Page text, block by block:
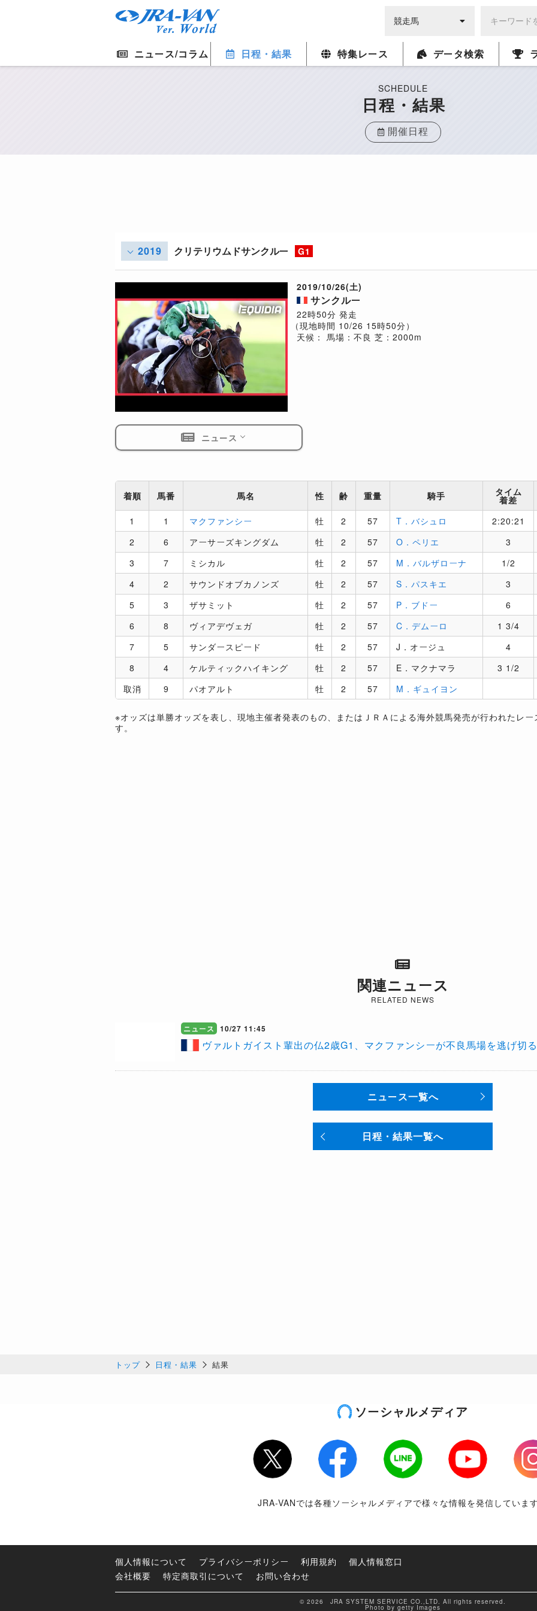
ニュース/コラム 日程・結果 特集レース データ検索
SCHEDULE
日程・結果
開催日程
2019 クリテリウムドサンクルー G1
2019/10/26(土)
サンクルー
22時50分 発走
（現地時間 10/26 15時50分）
天候： 馬場：不良 芝：2000m
ニュース
着順 馬番 馬名 性 齢 重量 騎手 タイム
着差
1
1 マクファンシー 牡 2 57 T．バシュロ
2:20:21
2
6 アーサーズキングダム 牡 2 57 O．ペリエ
3
3
7 ミシカル 牡 2 57 M．バルザローナ
1/2
4
2 サウンドオブカノンズ 牡 2 57 S．パスキエ
3
5
3 ザサミット 牡 2 57 P．ブドー
6
6
8 ヴィアデヴェガ 牡 2 57 C．デムーロ
1 3/4
7
5 サンダースピード 牡 2 57 J．オージュ
4
8
4 ケルティックハイキング 牡 2 57 E．マクナマラ
3 1/2
取消
9 パオアルト 牡 2 57 M．ギュイヨン
※オッズは単勝オッズを表し、現地主催者発表のもの、またはＪＲＡによる海外競馬発売が行われたレ
す。
関連ニュース
RELATED NEWS
ニュース 10/27 11:45
ヴァルトガイスト輩出の仏2歳G1、マクファンシーが不良馬場を逃げ切る
ニュース一覧へ
日程・結果一覧へ
トップ 日程・結果 結果
ソーシャルメディア
Twitter LINE Youtube
JRA-VANでは各種ソーシャルメディアで様々な情報を発信していま
個人情報について プライバシーポリシー 利用規約
個人情報窓口
会社概要
特定商取引について お問い合わせ
© 2026 JRA SYSTEM SERVICE CO.,LTD. All rights reserved.
Photo by getty Images